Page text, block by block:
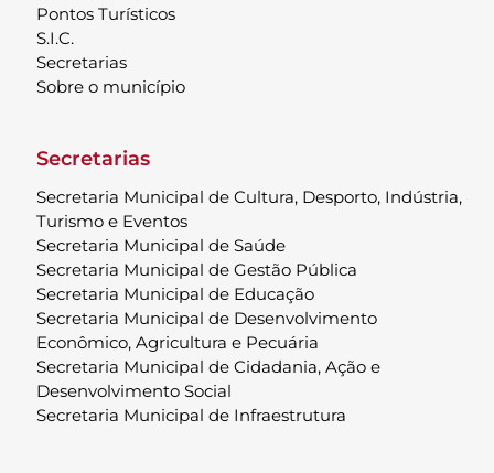
Pontos Turísticos
S.I.C.
Secretarias
Sobre o município
Secretarias
Secretaria Municipal de Cultura, Desporto, Indústria,
Turismo e Eventos
Secretaria Municipal de Saúde
Secretaria Municipal de Gestão Pública
Secretaria Municipal de Educação
Secretaria Municipal de Desenvolvimento
Econômico, Agricultura e Pecuária
Secretaria Municipal de Cidadania, Ação e
Desenvolvimento Social
Secretaria Municipal de Infraestrutura